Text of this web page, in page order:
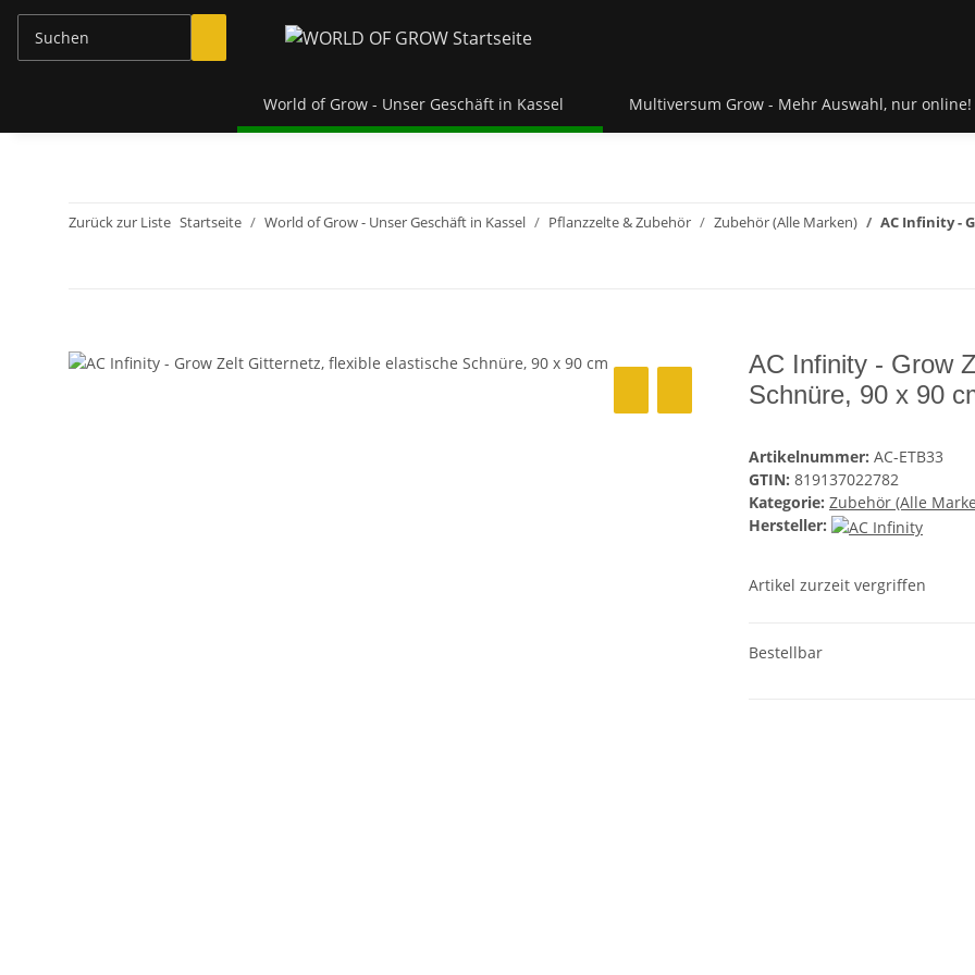
World of Grow - Unser Geschäft in Kassel Multiversum Grow - Mehr Auswahl, nur online!
Zurück zur Liste Startseite World of Grow - Unser Geschäft in Kassel Pflanzzelte & Zubehör Zubehör (Alle Marken) AC Infinity -
AC Infinity - Grow
Schnüre, 90 x 90
Artikelnummer: AC-ETB33
GTIN: 819137022782
Kategorie: Zubehör (Alle
Hersteller:
Artikel zurzeit vergriffen
Bestellbar